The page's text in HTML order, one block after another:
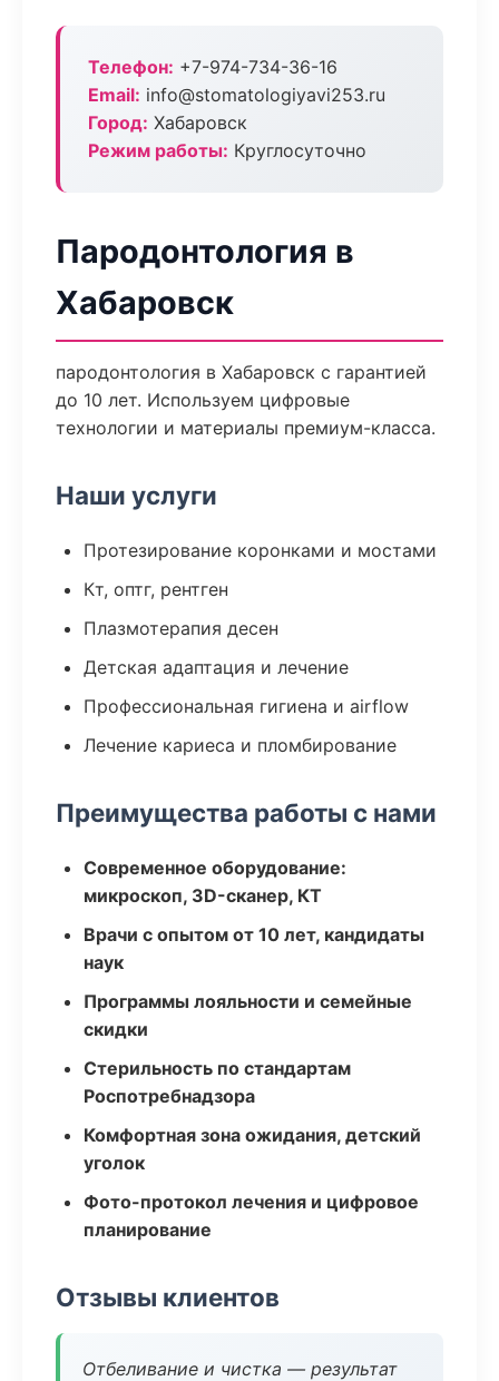
Телефон: +7-974-734-36-16
Email: info@stomatologiyavi253.ru
Город: Хабаровск
Режим работы: Круглосуточно
Пародонтология в
Хабаровск
пародонтология в Хабаровск с гарантией
до 10 лет. Используем цифровые
технологии и материалы премиум-класса.
Наши услуги
Протезирование коронками и мостами
Кт, оптг, рентген
Плазмотерапия десен
Детская адаптация и лечение
Профессиональная гигиена и airflow
Лечение кариеса и пломбирование
Преимущества работы с нами
Современное оборудование:
микроскоп, 3D-сканер, КТ
Врачи с опытом от 10 лет, кандидаты
наук
Программы лояльности и семейные
скидки
Стерильность по стандартам
Роспотребнадзора
Комфортная зона ожидания, детский
уголок
Фото-протокол лечения и цифровое
планирование
Отзывы клиентов
Отбеливание и чистка — результат